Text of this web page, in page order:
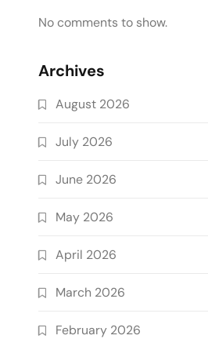
No comments to show.
Archives
August 2026
July 2026
June 2026
May 2026
April 2026
March 2026
February 2026